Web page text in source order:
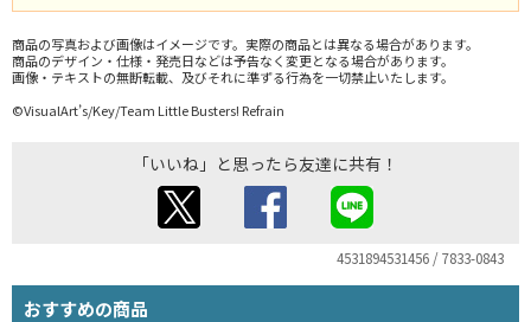
商品の写真および画像はイメージです。実際の商品とは異なる場合があります。
商品のデザイン・仕様・発売日などは予告なく変更となる場合があります。
画像・テキストの無断転載、及びそれに準ずる行為を一切禁止いたします。
©VisualArt’s/Key/Team Little Busters! Refrain
「いいね」と思ったら友達に共有！
4531894531456 / 7833-0843
おすすめの商品